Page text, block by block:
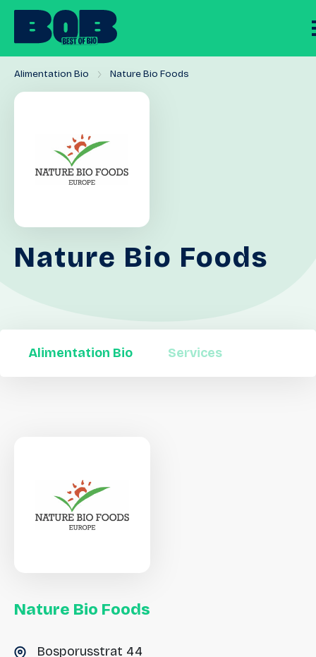
Alimentation Bio Nature Bio Foods
Nature Bio Foods
Alimentation Bio Services
Nature Bio Foods
Bosporusstrat 44